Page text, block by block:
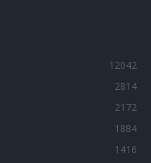
12042
2814
2172
1884
1416